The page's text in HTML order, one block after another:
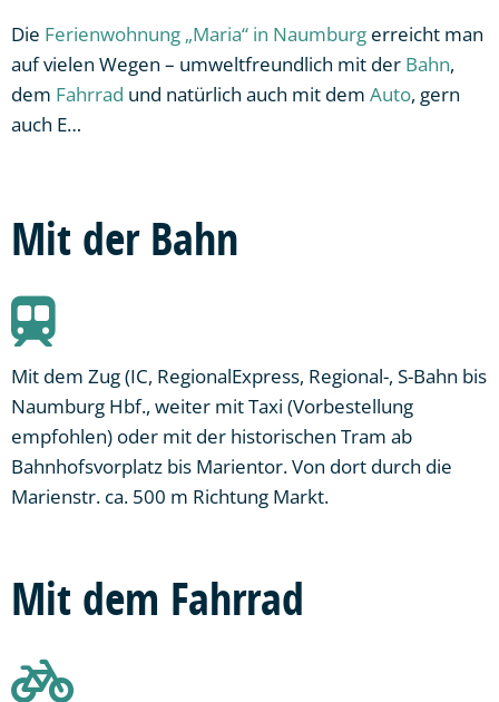
Die Ferienwohnung „Maria“ in Naumburg erreicht man
auf vielen Wegen – umweltfreundlich mit der Bahn,
dem Fahrrad und natürlich auch mit dem Auto, gern
auch E…
Mit der Bahn
Mit dem Zug (IC, RegionalExpress, Regional-, S-Bahn bis
Naumburg Hbf., weiter mit Taxi (Vorbestellung
empfohlen) oder mit der historischen Tram ab
Bahnhofsvorplatz bis Marientor. Von dort durch die
Marienstr. ca. 500 m Richtung Markt.
Mit dem Fahrrad